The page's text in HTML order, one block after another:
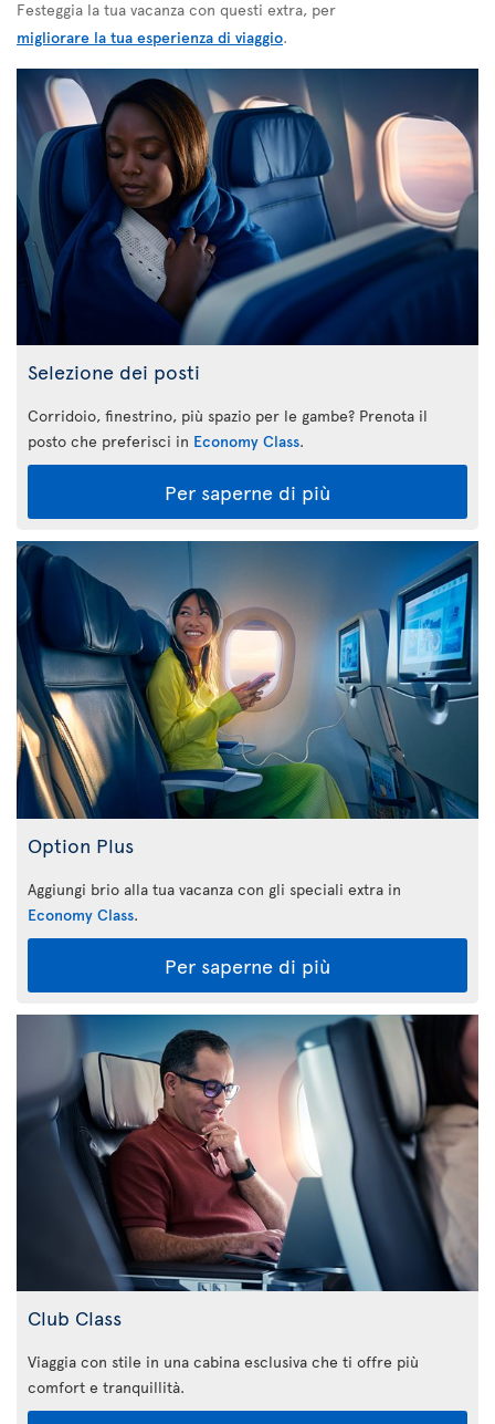
Festeggia la tua vacanza con questi extra, per
migliorare la tua esperienza di viaggio.
Selezione dei posti
Corridoio, finestrino, più spazio per le gambe? Prenota il
posto che preferisci in Economy Class.
Per saperne di più
Option Plus
Aggiungi brio alla tua vacanza con gli speciali extra in
Economy Class.
Per saperne di più
Club Class
Viaggia con stile in una cabina esclusiva che ti offre più
comfort e tranquillità.